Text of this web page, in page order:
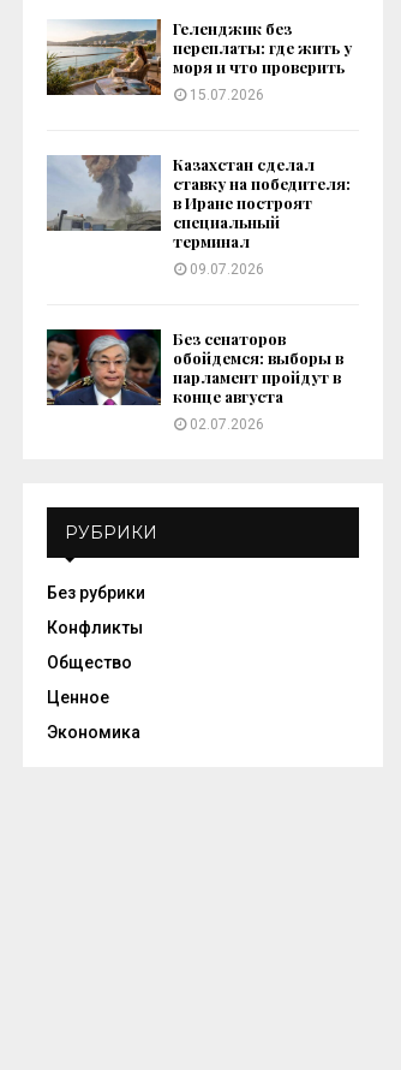
Геленджик без
переплаты: где жить у
моря и что проверить
15.07.2026
Казахстан сделал
ставку на победителя:
в Иране построят
специальный
терминал
09.07.2026
Без сенаторов
обойдемся: выборы в
парламент пройдут в
конце августа
02.07.2026
РУБРИКИ
Без рубрики
Конфликты
Общество
Ценное
Экономика